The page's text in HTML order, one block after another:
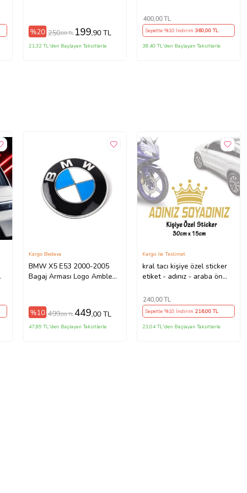
%20 250,00 TL 199,90 TL
21,32 TL'den Başlayan Taksitlerle
400,00 TL
Sepette %10 İndirim360,00 TL
38,40 TL'den Başlayan Taksitlerle
BMW X5 E53 2000-2005
Bagaj Arması Logo Amblem
Kargo Bedava
%10 499,00 TL449,00 TL
47,89 TL'den Başlayan Taksitlerle
kral tacı kişiye özel sticker
etiket - adınız - araba ön
Kargo ile Teslimat
240,00 TL
Sepette %10 İndirim216,00 TL
23,04 TL'den Başlayan Taksitlerle